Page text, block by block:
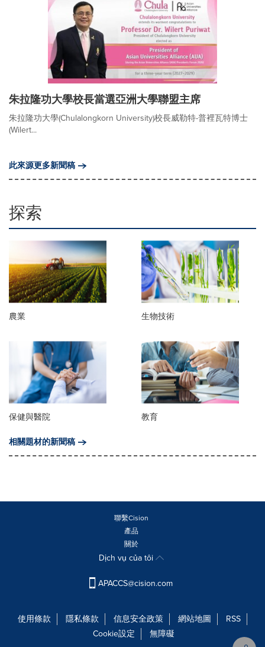
朱拉隆功大學校長當選亞洲大學聯盟主席
朱拉隆功大學(Chulalongkorn University)校長威勒特-普裡瓦特博士
(Wilert...
此來源更多新聞稿
探索
農業 生物技術
保健與醫院
教育
相關題材的新聞稿
聯繫Cision
產品
關於
Dịch vụ của tôi
APACCS@cision.com
使用條款 隱私條款 信息安全政策 網站地圖
RSS
Cookie設定
無障礙